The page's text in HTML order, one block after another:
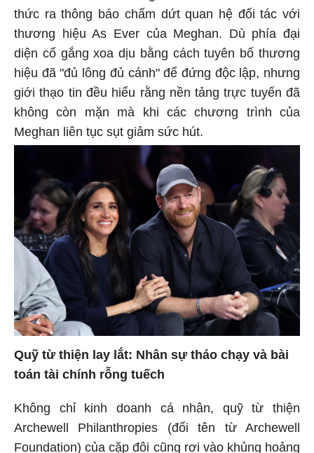
thức ra thông báo chấm dứt quan hệ đối tác với
thương hiệu As Ever của Meghan. Dù phía đại
diện cố gắng xoa dịu bằng cách tuyên bố thương
hiệu đã "đủ lông đủ cánh" để đứng độc lập, nhưng
giới thạo tin đều hiểu rằng nền tảng trực tuyến đã
không còn mặn mà khi các chương trình của
Meghan liên tục sụt giảm sức hút.
Quỹ từ thiện lay lắt: Nhân sự tháo chạy và bài
toán tài chính rỗng tuếch
Không chỉ kinh doanh cá nhân, quỹ từ thiện
Archewell Philanthropies (đổi tên từ Archewell
Foundation) của cặp đôi cũng rơi vào khủng hoảng